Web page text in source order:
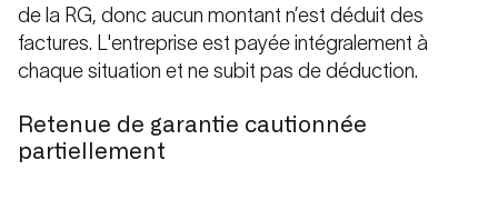
de la RG, donc aucun montant n’est déduit des
factures. L'entreprise est payée intégralement à
chaque situation et ne subit pas de déduction.
Retenue de garantie cautionnée
partiellement